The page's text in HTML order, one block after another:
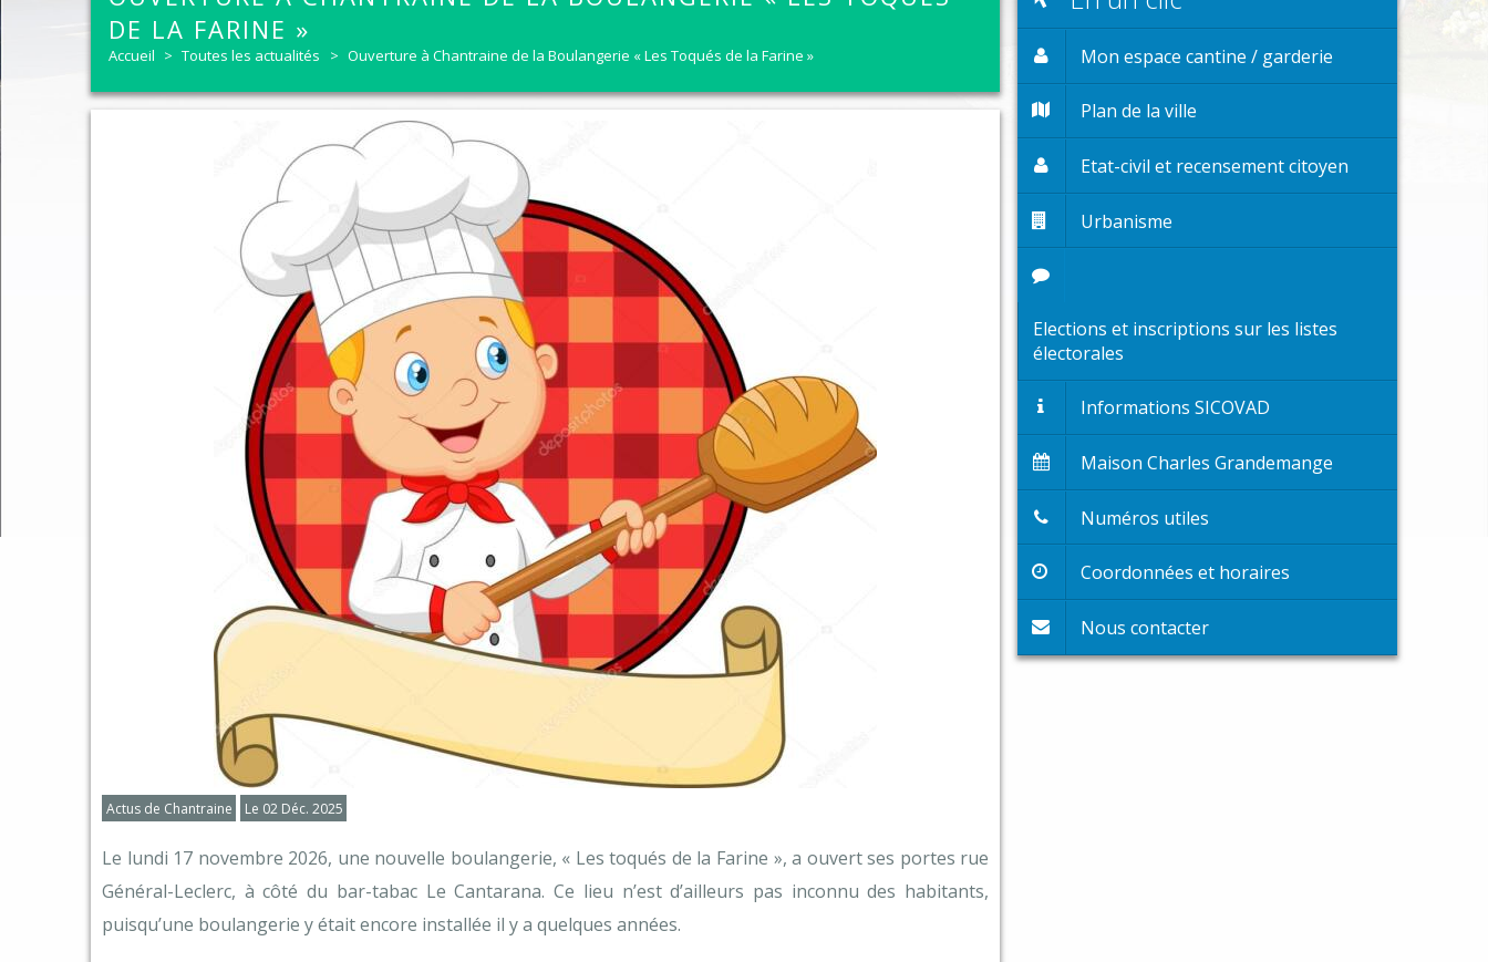
Bulletin Chantraine Echo
Coordonnées et horaires
Tableau des Commissions
CR Conseils Municipaux
Communauté d'Agglomération d'Epinal
Bulletin Chantraine Infos
Histoire de la commune
Contact
Info entretien SDANC
Demande de carte grise à portée de clic
Etat-civil et recensement citoyen
Carte d'identité - Passeport
Elections et inscriptions sur les listes électorales
Pass communautaire
Urbanisme
Cimetière
Travaux
Télérelève de compteur d'eau
Police Municipale
Les professionnels de la santé
Analyse des besoins sociaux
La Chasse
Compostage
Social
La poste
Transports
Informations SICOVAD
Numéros utiles
Cadre de vie
Forêt
Divagation et déjection des animaux domestiques
DE LA FARINE »
Accueil > Toutes les actualités > Ouverture à Chantraine de la Boulangerie « Les Toqués de la Farine »
Actus de Chantraine Le 02 Déc. 2025
Le lundi 17 novembre 2026, une nouvelle boulangerie, « Les toqués de la Farine », a ouvert ses portes rue
Général-Leclerc, à côté du bar-tabac Le Cantarana. Ce lieu n’est d’ailleurs pas inconnu des habitants,
puisqu’une boulangerie y était encore installée il y a quelques années.
Mon espace cantine / garderie
Plan de la ville
Etat-civil et recensement citoyen
Urbanisme
Elections et inscriptions sur les listes
électorales
Informations SICOVAD
Maison Charles Grandemange
Numéros utiles
Coordonnées et horaires
Nous contacter